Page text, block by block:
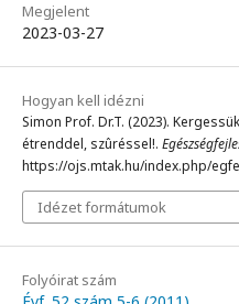
Megjelent
2023-03-27
Hogyan kell idézni
Simon Prof. Dr.T. (2023).
étrenddel, szûréssel!.
https://ojs.mtak.hu/index.php/
Idézet formátumok
Folyóirat szám